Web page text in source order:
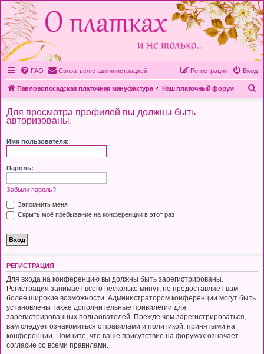
FAQ Связаться с администрацией Вход
Регистрация
Павловопосадская платочная мануфактура Наш платочный форум
с
Для просмотра профилей вы должны быть
авторизованы.
Имя пользователя:
Пароль:
Забыли пароль?
Запомнить меня
Скрыть моё пребывание на конференции в этот раз
РЕГИСТРАЦИЯ
Для входа на конференцию вы должны быть зарегистрированы.
Регистрация занимает всего несколько минут, но предоставляет вам
более широкие возможности. Администратором конференции могут быть
установлены также дополнительные привилегии для
зарегистрированных пользователей. Прежде чем зарегистрироваться,
вам следует ознакомиться с правилами и политикой, принятыми на
конференции. Помните, что ваше присутствие на форумах означает
согласие со всеми правилами.